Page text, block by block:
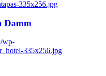
335x256.jpg
Damm
wp-
335x256.jpg